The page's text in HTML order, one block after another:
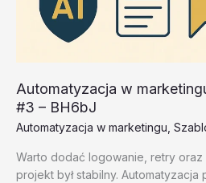
Automatyzacja w
#3 – BH6bJ
Automatyzacja w marketingu
Warto dodać logowanie, retry oraz
projekt był stabilny.